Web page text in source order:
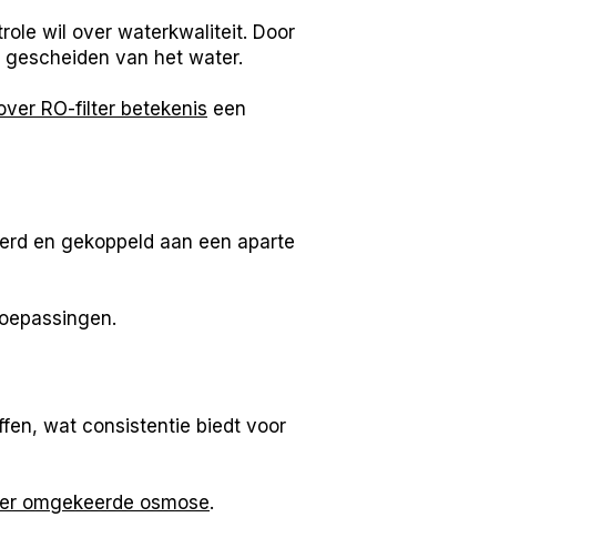
wil over waterkwaliteit. Door
van het water.
RO-filter betekenis een
en gekoppeld aan een aparte
wat consistentie biedt voor
omgekeerde osmose.